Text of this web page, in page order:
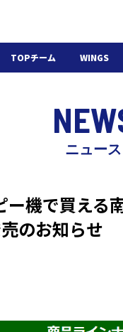
TOPチーム WINGS
ニュース
機で買える
のお知らせ